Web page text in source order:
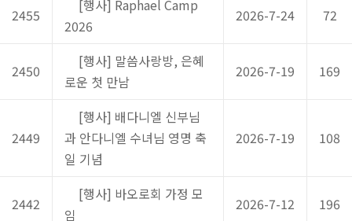
2455
[행사] Raphael Camp
2026
2026-7-24 72
2450
[행사] 말씀사랑방, 은혜
로운 첫 만남
2026-7-19 169
2449
[행사] 배다니엘 신부님
과 안다니엘 수녀님 영명 축
일 기념
2026-7-19 108
2442
[행사] 바오로회 가정 모
임
2026-7-12 196